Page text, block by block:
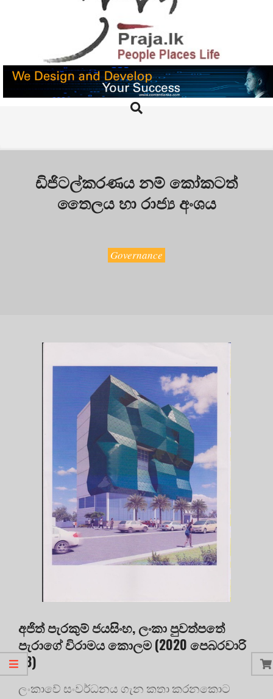
PRAJA.LK
Search
ඩිජිටල්කරණය නම් කෝකටත්
තෛලය හා රාජ්‍ය අංශය
Governance
අජිත් පැරකුම් ජයසිංහ, ලංකා පුවත්පතේ
පැරාගේ විරාමය කොලම (2020 පෙබරවාරි
23)
ලංකාවේ සංවර්ධනය ගැන කතා කරනකොට